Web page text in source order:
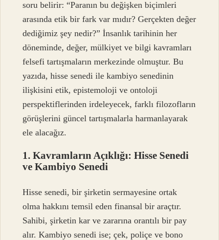
soru belirir: “Paranın bu değişken biçimleri
arasında etik bir fark var mıdır? Gerçekten değer
dediğimiz şey nedir?” İnsanlık tarihinin her
döneminde, değer, mülkiyet ve bilgi kavramları
felsefi tartışmaların merkezinde olmuştur. Bu
yazıda, hisse senedi ile kambiyo senedinin
ilişkisini etik, epistemoloji ve ontoloji
perspektiflerinden irdeleyecek, farklı filozofların
görüşlerini güncel tartışmalarla harmanlayarak
ele alacağız.
1. Kavramların Açıklığı: Hisse Senedi
ve Kambiyo Senedi
Hisse senedi, bir şirketin sermayesine ortak
olma hakkını temsil eden finansal bir araçtır.
Sahibi, şirketin kar ve zararına orantılı bir pay
alır. Kambiyo senedi ise; çek, poliçe ve bono